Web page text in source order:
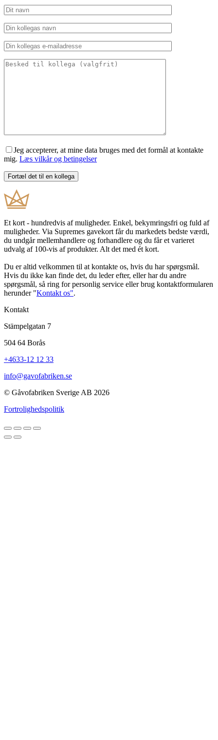
Jeg accepterer, at mine data bruges med det formål at kontakte
mig. Læs vilkår og betingelser
Et kort - hundredvis af muligheder. Enkel, bekymringsfri og fuld af
muligheder. Via Supremes gavekort får du markedets bedste værdi,
du undgår mellemhandlere og forhandlere og du får et varieret
udvalg af 100-vis af produkter. Alt det med ét kort.
Du er altid velkommen til at kontakte os, hvis du har spørgsmål.
Hvis du ikke kan finde det, du leder efter, eller har du andre
spørgsmål, så ring for personlig service eller brug kontaktformularen
herunder "Kontakt os".
Kontakt
Stämpelgatan 7
504 64 Borås
+4633-12 12 33
info@gavofabriken.se
© Gåvofabriken Sverige AB 2026
Fortrolighedspolitik